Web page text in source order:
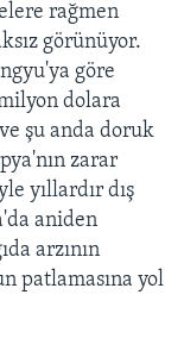
rağmen
görünüyor.
göre
dolara
şu anda doruk
zarar
yıllardır dış
aniden
arzının
patlamasına yol